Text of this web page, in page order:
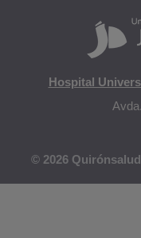
Hospital
© 2026